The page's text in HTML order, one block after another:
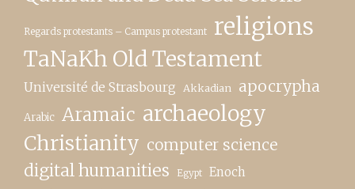
Regards protestants – Campus protestant religions
TaNaKh Old Testament
Université de Strasbourg Akkadian apocrypha
Arabic Aramaic archaeology
Christianity computer science
digital humanities Egypt Enoch